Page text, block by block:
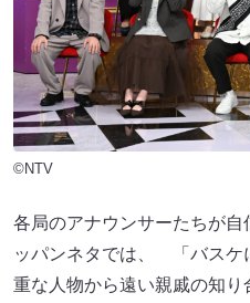
©NTV
各局のアナウンサーたちが
ッパンネタでは、 「バスケ
重な人物から遠い親戚の知り